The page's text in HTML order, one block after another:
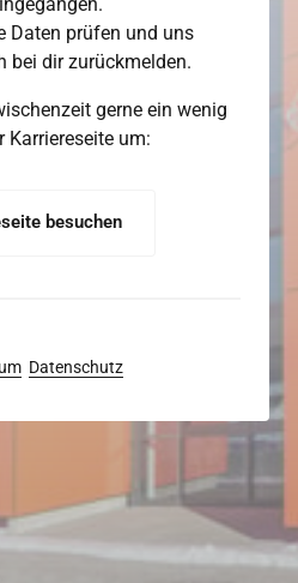
Daten prüfen und uns
bei dir zurückmelden.
gerne ein wenig
Karriereseite um:
besuchen
Datenschutz